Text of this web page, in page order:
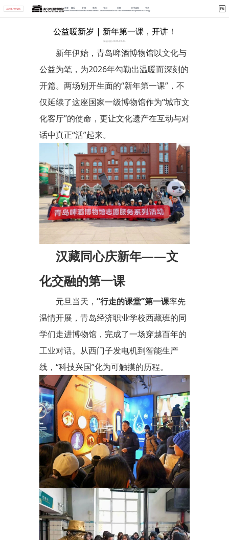
首页
Home
概况
Overview
文博
Culture Museum
学术
Academic
文创
Cultural Creation
社教
Social Education
沉浸体验
Immerse Experiences
生态
Ecology
点击量: 1591265
公益暖新岁 | 新年第一课，开讲！
发布日期: 2026-01-14
新年伊始，青岛啤酒博物馆以文化与
公益为笔，为2026年勾勒出温暖而深刻的
开篇。两场别开生面的“新年第一课”，不
仅延续了这座国家一级博物馆作为“城市文
化客厅”的使命，更让文化遗产在互动与对
话中真正“活”起来。
汉藏同心庆新年——文
化交融的第一课
元旦当天， “行走的课堂”第一课率先
温情开展，青岛经济职业学校西藏班的同
学们走进博物馆，完成了一场穿越百年的
工业对话。从西门子发电机到智能生产
线，“科技兴国”化为可触摸的历程。